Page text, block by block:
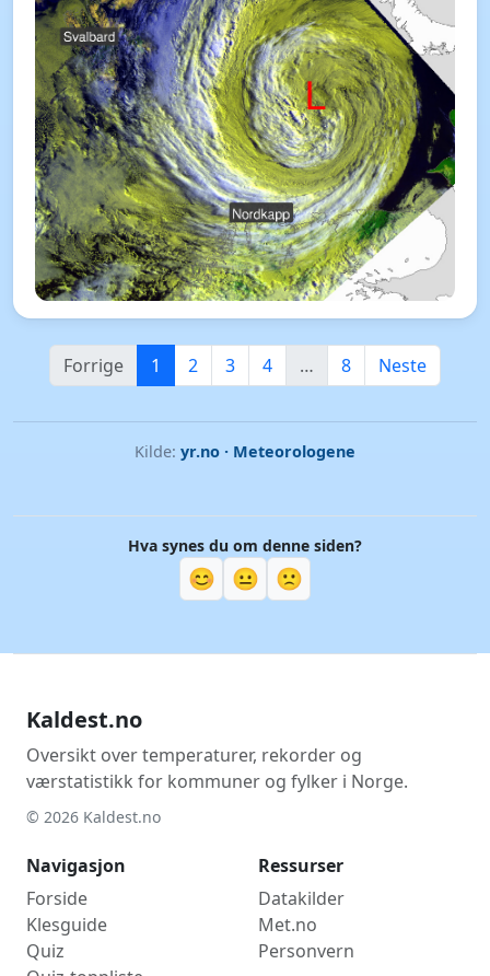
Forrige 1 2 3 4 … 8 Neste
Kilde: yr.no · Meteorologene
Hva synes du om denne siden?
😊 😐 🙁
Kaldest.no
Oversikt over temperaturer, rekorder og
værstatistikk for kommuner og fylker i Norge.
© 2026 Kaldest.no
Navigasjon
Forside
Klesguide
Quiz
Ressurser
Datakilder
Met.no
Personvern